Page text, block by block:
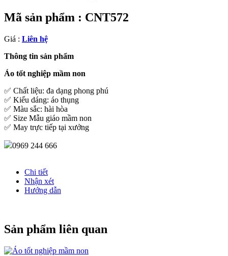
Mã sản phẩm : CNT572
Giá : Liên hệ
Thông tin sản phẩm
Áo tốt nghiệp mầm non
✅ Chất liệu: đa dạng phong phú
✅ Kiểu dáng: áo thụng
✅ Màu sắc: hài hòa
✅ Size Mẫu giáo mầm non
✅ May trực tiếp tại xưởng
0969 244 666
Chi tiết
Nhận xét
Hướng dẫn
Sản phẩm liên quan